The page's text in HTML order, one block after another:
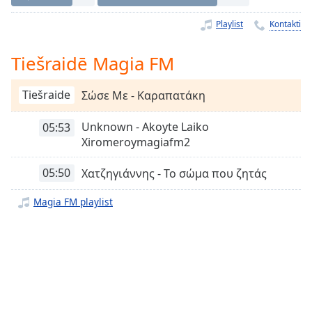
Time-
Playback
Rate
Chapters
Chapters
Descriptions
off,
Playlist Kontakti
Tiešraidē Magia FM
Tiešraide Σώσε Με - Καραπατάκη
05:53
Unknown - Akoyte Laiko
Xiromeroymagiafm2
05:50 Χατζηγιάννης - Το σώμα που ζητάς
Magia FM playlist